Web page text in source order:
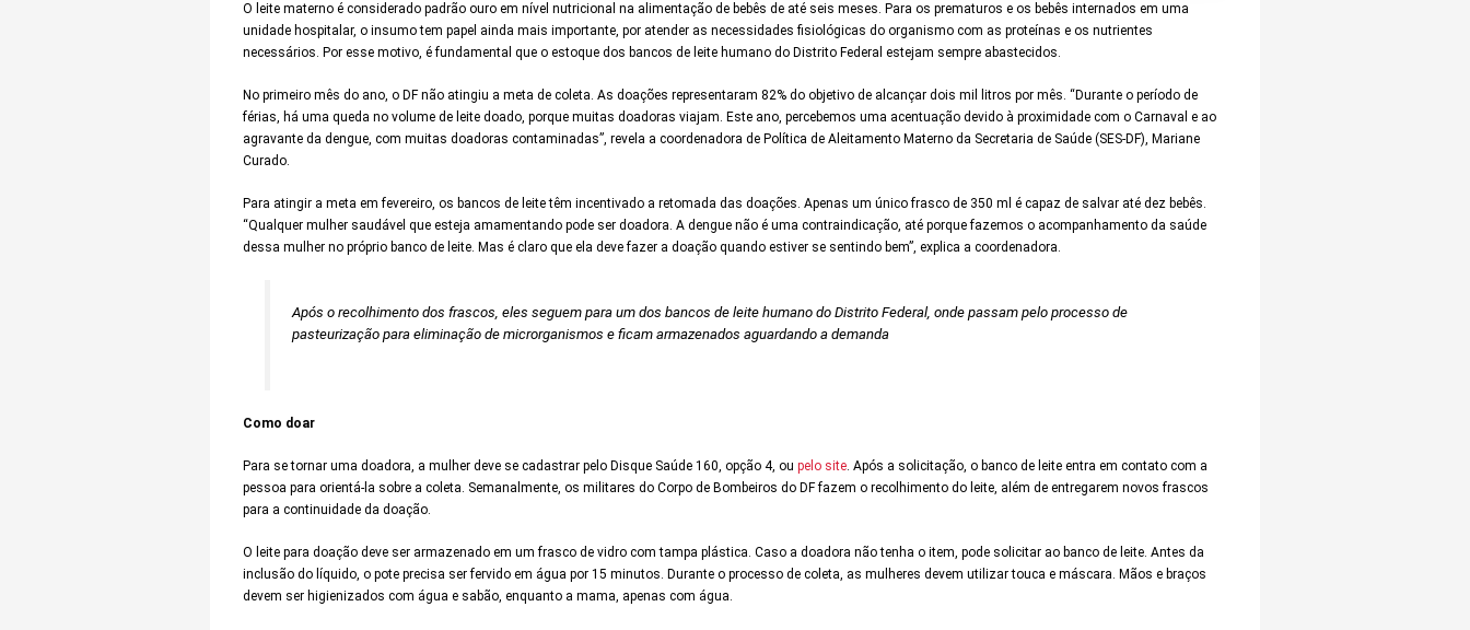
O leite materno é considerado padrão ouro em nível nutricional na alimentação de bebês de até seis meses. Para os prematuros e os bebês internados em uma
unidade hospitalar, o insumo tem papel ainda mais importante, por atender as necessidades fisiológicas do organismo com as proteínas e os nutrientes
necessários. Por esse motivo, é fundamental que o estoque dos bancos de leite humano do Distrito Federal estejam sempre abastecidos.
No primeiro mês do ano, o DF não atingiu a meta de coleta. As doações representaram 82% do objetivo de alcançar dois mil litros por mês. “Durante o período de
férias, há uma queda no volume de leite doado, porque muitas doadoras viajam. Este ano, percebemos uma acentuação devido à proximidade com o Carnaval e ao
agravante da dengue, com muitas doadoras contaminadas”, revela a coordenadora de Política de Aleitamento Materno da Secretaria de Saúde (SES-DF), Mariane
Curado.
Para atingir a meta em fevereiro, os bancos de leite têm incentivado a retomada das doações. Apenas um único frasco de 350 ml é capaz de salvar até dez bebês.
“Qualquer mulher saudável que esteja amamentando pode ser doadora. A dengue não é uma contraindicação, até porque fazemos o acompanhamento da saúde
dessa mulher no próprio banco de leite. Mas é claro que ela deve fazer a doação quando estiver se sentindo bem”, explica a coordenadora.
Após o recolhimento dos frascos, eles seguem para um dos bancos de leite humano do Distrito Federal, onde passam pelo processo de
pasteurização para eliminação de microrganismos e ficam armazenados aguardando a demanda
Como doar
Para se tornar uma doadora, a mulher deve se cadastrar pelo Disque Saúde 160, opção 4, ou pelo site. Após a solicitação, o banco de leite entra em contato com a
pessoa para orientá-la sobre a coleta. Semanalmente, os militares do Corpo de Bombeiros do DF fazem o recolhimento do leite, além de entregarem novos frascos
para a continuidade da doação.
O leite para doação deve ser armazenado em um frasco de vidro com tampa plástica. Caso a doadora não tenha o item, pode solicitar ao banco de leite. Antes da
inclusão do líquido, o pote precisa ser fervido em água por 15 minutos. Durante o processo de coleta, as mulheres devem utilizar touca e máscara. Mãos e braços
devem ser higienizados com água e sabão, enquanto a mama, apenas com água.